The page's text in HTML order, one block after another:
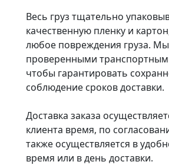
Весь груз тщательно
качественную пленку и
любое повреждения груза.
проверенными
чтобы гарантировать
соблюдение сроков доставки.
Доставка заказа
клиента время, по
также осуществляется в
время или в день доставки.